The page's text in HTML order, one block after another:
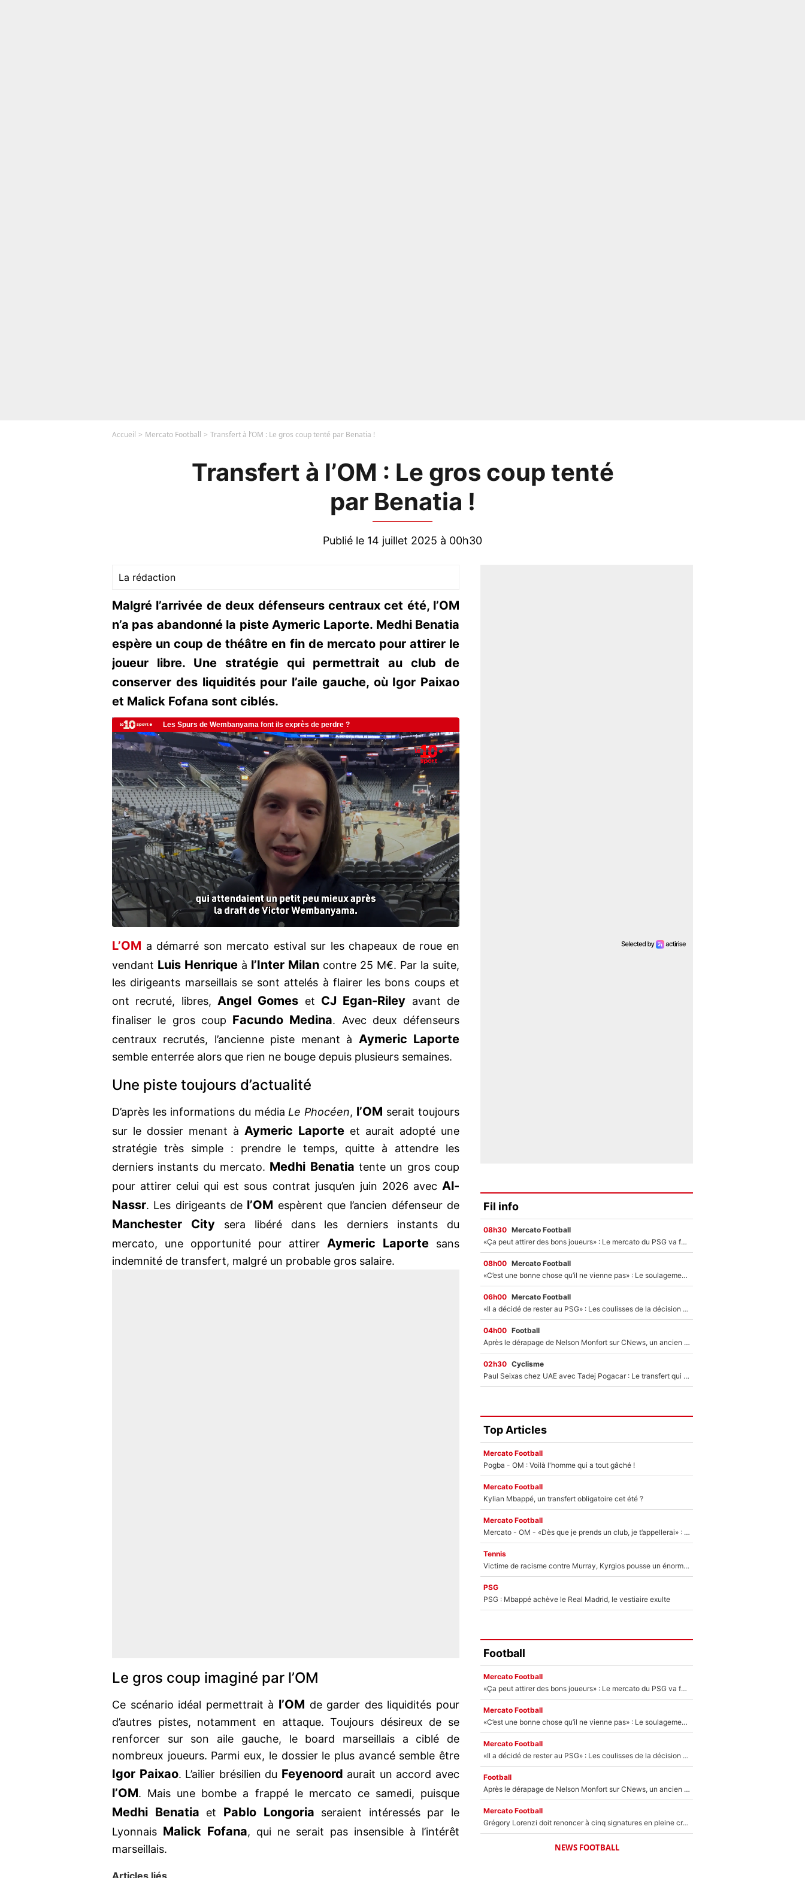
Accueil Mercato Football Transfert à l’OM : Le gros coup tenté par Benatia !
Transfert à l’OM : Le gros coup tenté
par Benatia !
Publié le 14 juillet 2025 à 00h30
La rédaction
Malgré l’arrivée de deux défenseurs centraux cet été, l’OM
n’a pas abandonné la piste Aymeric Laporte. Medhi Benatia
espère un coup de théâtre en fin de mercato pour attirer le
joueur libre. Une stratégie qui permettrait au club de
conserver des liquidités pour l’aile gauche, où Igor Paixao
et Malick Fofana sont ciblés.
L’OM a démarré son mercato estival sur les chapeaux de roue en
vendant Luis Henrique à l’Inter Milan contre 25 M€. Par la suite,
les dirigeants marseillais se sont attelés à flairer les bons coups et
ont recruté, libres, Angel Gomes et CJ Egan-Riley avant de
finaliser le gros coup Facundo Medina. Avec deux défenseurs
centraux recrutés, l’ancienne piste menant à Aymeric Laporte
semble enterrée alors que rien ne bouge depuis plusieurs semaines.
Une piste toujours d’actualité
D’après les informations du médiaLe Phocéen, l’OM serait toujours
sur le dossier menant à Aymeric Laporte et aurait adopté une
stratégie très simple : prendre le temps, quitte à attendre les
derniers instants du mercato. Medhi Benatia tente un gros coup
pour attirer celui qui est sous contrat jusqu’en juin 2026 avec Al-
Nassr. Les dirigeants de l’OM espèrent que l’ancien défenseur de
Manchester Citysera libéré dans les derniers instants du
mercato, une opportunité pour attirer Aymeric Laporte
sans
indemnité de transfert, malgré un probable gros salaire.
Le gros coup imaginé par l’OM
Ce scénario idéal permettrait à l’OM de garder des liquidités pour
d’autres pistes, notamment en attaque. Toujours désireux de se
renforcer sur son aile gauche, le board marseillais a ciblé de
nombreux joueurs. Parmi eux, le dossier le plus avancé semble être
Igor Paixao. L’ailier brésilien du Feyenoord aurait un accord avec
l’OM. Mais une bombe a frappé le mercato ce samedi, puisque
Medhi Benatia et Pablo Longoria seraient intéressés par le
Lyonnais Malick Fofana, qui ne serait pas insensible à l’intérêt
marseillais.
Fil info
08h30 Mercato Football
«Ça peut attirer des bons joueurs» : Le mercato du PSG va faire des victimes dans l'effectif de Luis Enrique ?
08h00 Mercato Football
«C’est une bonne chose qu’il ne vienne pas» : Le soulagement de l'After Foot après le transfert avorté de Yan Diomandé au PSG
06h00 Mercato Football
«Il a décidé de rester au PSG» : Les coulisses de la décision de Lucas Chevalier pour son transfert
04h00 Football
Après le dérapage de Nelson Monfort sur CNews, un ancien journaliste de France Télévisions relance la polémique sur les incendies en Gironde
02h30 Cyclisme
Paul Seixas chez UAE avec Tadej Pogacar : Le transfert qui effraie le peloton, «c’est la pire des choses qui puisse arriver»
Top Articles
Mercato Football
Pogba - OM : Voilà l'homme qui a tout gâché !
Mercato Football
Kylian Mbappé, un transfert obligatoire cet été ?
Mercato Football
Mercato - OM - «Dès que je prends un club, je t’appellerai» : La promesse de Marcelino au moment de claquer la porte
Tennis
Victime de racisme contre Murray, Kyrgios pousse un énorme coup de gueule !
PSG
PSG : Mbappé achève le Real Madrid, le vestiaire exulte
Football
Mercato Football
«Ça peut attirer des bons joueurs» : Le mercato du PSG va faire des victimes dans l'effectif de Luis Enrique ?
Mercato Football
«C’est une bonne chose qu’il ne vienne pas» : Le soulagement de l'After Foot après le transfert avorté de Yan Diomandé au PSG
Mercato Football
«Il a décidé de rester au PSG» : Les coulisses de la décision de Lucas Chevalier pour son transfert
Football
Après le dérapage de Nelson Monfort sur CNews, un ancien journaliste de France Télévisions relance la polémique sur les incendies en Gironde
Mercato Football
Grégory Lorenzi doit renoncer à cinq signatures en pleine crise financière : L’IA propose sept noms à l’OM pour un mercato réussi... à seulement 5M€ !
NEWS FOOTBALL